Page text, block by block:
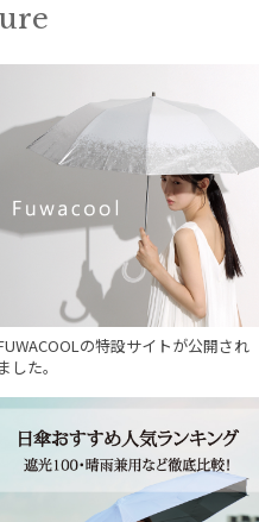
の特設サイトが公開され
ました。